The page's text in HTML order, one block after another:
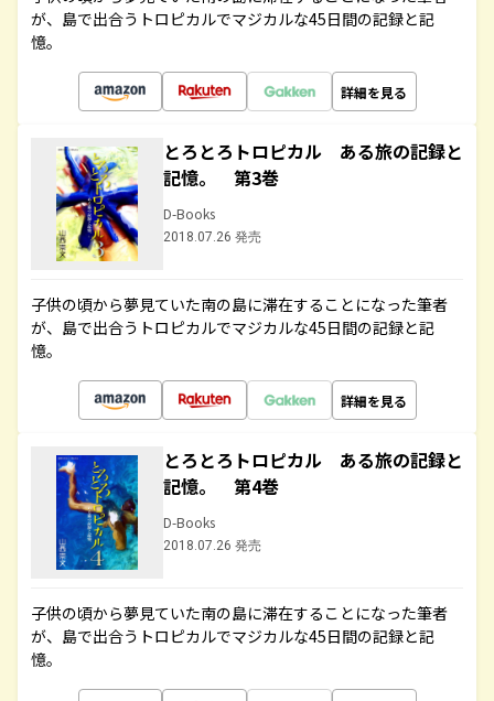
が、島で出合うトロピカルでマジカルな45日間の記録と記
憶。
詳細を見る
とろとろトロピカル ある旅の記録と
記憶。 第3巻
D-Books
2018.07.26 発売
子供の頃から夢見ていた南の島に滞在することになった筆者
が、島で出合うトロピカルでマジカルな45日間の記録と記
憶。
詳細を見る
とろとろトロピカル ある旅の記録と
記憶。 第4巻
D-Books
2018.07.26 発売
子供の頃から夢見ていた南の島に滞在することになった筆者
が、島で出合うトロピカルでマジカルな45日間の記録と記
憶。